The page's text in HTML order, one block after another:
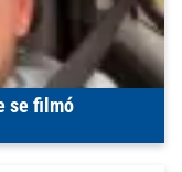
se filmó